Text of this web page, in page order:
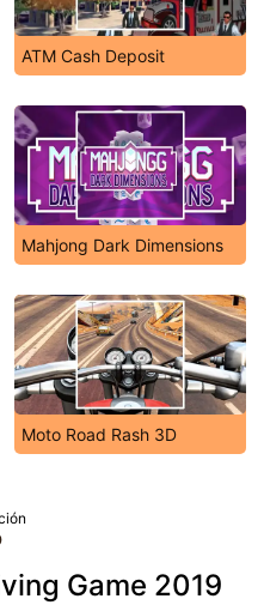
ATM Cash Deposit
Mahjong Dark Dimensions
Moto Road Rash 3D
Game 2019